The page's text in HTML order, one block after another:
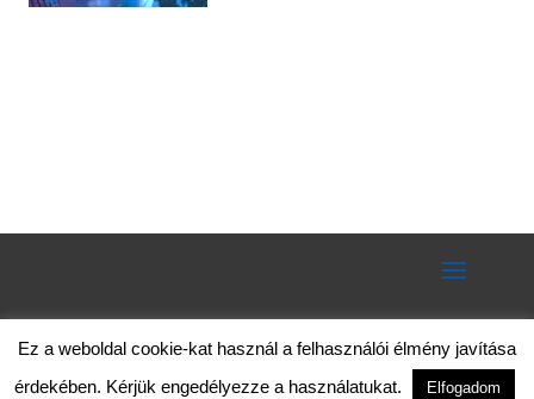
Ez a weboldal cookie-kat használ a felhasználói élmény javítása
érdekében. Kérjük engedélyezze a használatukat.
Elfogadom